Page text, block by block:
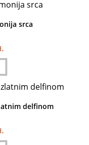
srca
delfinom